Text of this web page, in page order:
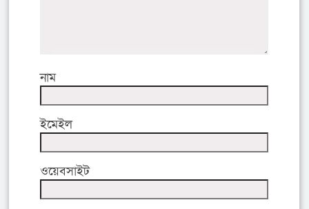
নাম
ইমেইল
ওয়েবসাইট